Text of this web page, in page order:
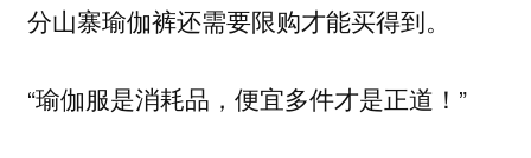
分山寨瑜伽裤还需要限购才能买得到。
“瑜伽服是消耗品，便宜多件才是正道！”